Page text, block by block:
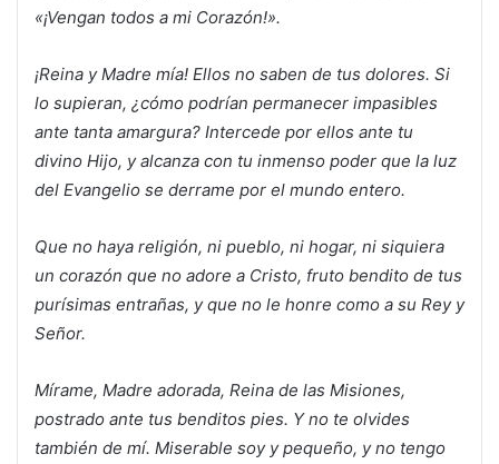
«¡Vengan todos a mi Corazón!».
¡Reina y Madre mía! Ellos no saben de tus dolores. Si
lo supieran, ¿cómo podrían permanecer impasibles
ante tanta amargura? Intercede por ellos ante tu
divino Hijo, y alcanza con tu inmenso poder que la luz
del Evangelio se derrame por el mundo entero.
Que no haya religión, ni pueblo, ni hogar, ni siquiera
un corazón que no adore a Cristo, fruto bendito de tus
purísimas entrañas, y que no le honre como a su Rey y
Señor.
Mírame, Madre adorada, Reina de las Misiones,
postrado ante tus benditos pies. Y no te olvides
también de mí. Miserable soy y pequeño, y no tengo